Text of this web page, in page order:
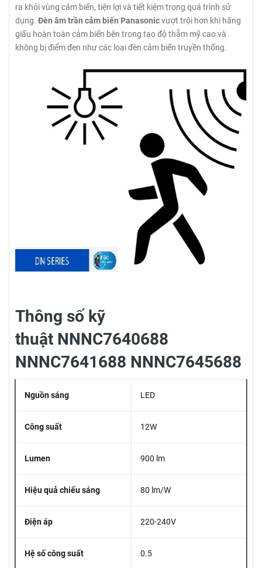
ra khỏi vùng cảm biến, tiện lợi và tiết kiệm trong quá trình sử
dụng. Đèn âm trần cảm biến Panasonicvượt trội hơn khi hãng
giấu hoàn toàn cảm biến bên trong tạo độ thẫm mỹ cao và
không bị điểm đen như các loại đèn cảm biến truyền thống.
Thông số kỹ
thuật NNNC7640688
NNNC7641688 NNNC7645688
Nguồn sáng LED
Công suất 12W
Lumen 900 lm
Hiệu quả chiếu sáng 80 lm/W
Điện áp 220-240V
Hệ số công suất 0.5